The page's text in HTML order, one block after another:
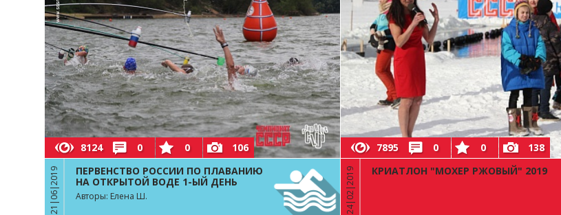
8124 0 0 106
21|06|2019
ПЕРВЕНСТВО РОССИИ ПО ПЛАВАНИЮ
НА ОТКРЫТОЙ ВОДЕ 1-ЫЙ ДЕНЬ
Авторы: Елена Ш.
7895 0 0 138
24|02|2019 КРИАТЛОН "МОХЕР РЖОВЫЙ" 2019